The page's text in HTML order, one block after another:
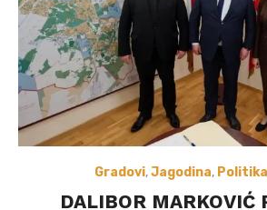
Gradovi,Jagodina, Politika
DALIBOR MARKOVIĆ